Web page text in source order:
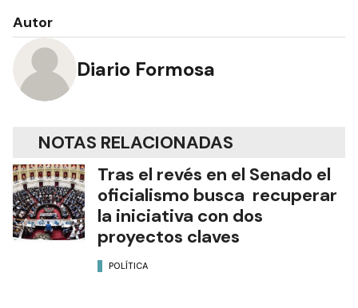
Autor
Diario Formosa
NOTAS RELACIONADAS
Tras el revés en el Senado el
oficialismo busca recuperar
la iniciativa con dos
proyectos claves
POLÍTICA